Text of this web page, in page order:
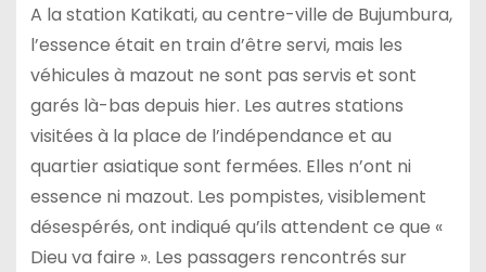
A la station Katikati, au centre-ville de Bujumbura,
l’essence était en train d’être servi, mais les
véhicules à mazout ne sont pas servis et sont
garés là-bas depuis hier. Les autres stations
visitées à la place de l’indépendance et au
quartier asiatique sont fermées. Elles n’ont ni
essence ni mazout. Les pompistes, visiblement
désespérés, ont indiqué qu’ils attendent ce que «
Dieu va faire ». Les passagers rencontrés sur